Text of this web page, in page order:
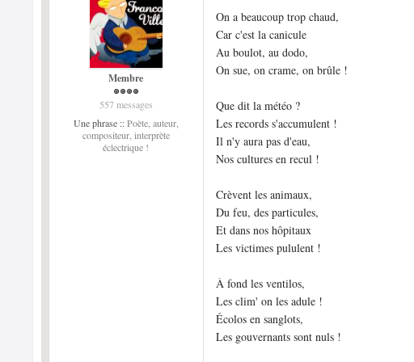
Membre
557 messages
Une phrase :: Poète, auteur,
compositeur, interprète
éclectrique !
On a beaucoup trop chaud,
Car c'est la canicule
Au boulot, au dodo,
On sue, on crame, on brûle !
Que dit la météo ?
Les records s'accumulent !
Il n'y aura pas d'eau,
Nos cultures en recul !
Crèvent les animaux,
Du feu, des particules,
Et dans nos hôpitaux
Les victimes pululent !
À fond les ventilos,
Les clim' on les adule !
Écolos en sanglots,
Les gouvernants sont nuls !